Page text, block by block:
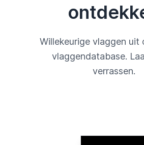
Willekeurige vlaggen uit
vlaggendatabase.
verrassen.